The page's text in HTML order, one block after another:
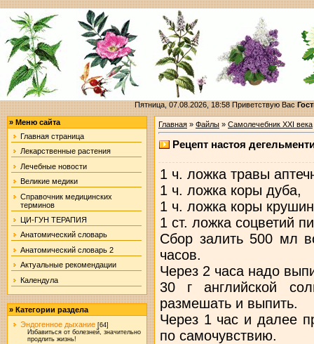
Пятница, 07.08.2026, 18:58Приветствую Вас
» Меню сайта
Главная страница
Лекарственные растения
Лечебные новости
Великие медики
Справочник медицинских
терминов
ЦИ-ГУН ТЕРАПИЯ
Анатомический словарь
Анатомический словарь 2
Актуальные рекомендации
Календула
» Категории раздела
Эндогенное дыхание [64]
Избавиться от болезней, значительно
продлить жизнь!
Главная» Файлы» Самолечебник XXI века
Рецепт настоя
1 ч. ложка травы
1 ч. ложка коры дуба,
1 ч. ложка коры
1 ст. ложка соцветий
Сбор залить 500 мл
часов.
Через 2 часа надо
30 г английской
размешать и выпить.
Через 1 час и далее
по самочувствию.